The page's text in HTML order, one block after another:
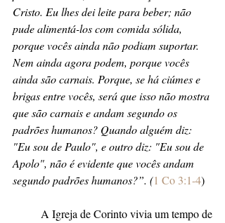
Cristo. Eu lhes dei leite para beber; não
pude alimentá-los com comida sólida,
porque vocês ainda não podiam suportar.
Nem ainda agora podem, porque vocês
ainda são carnais. Porque, se há ciúmes e
brigas entre vocês, será que isso não mostra
que são carnais e andam segundo os
padrões humanos? Quando alguém diz:
"Eu sou de Paulo", e outro diz: "Eu sou de
Apolo", não é evidente que vocês andam
segundo padrões humanos?”. (1 Co 3:1-4)